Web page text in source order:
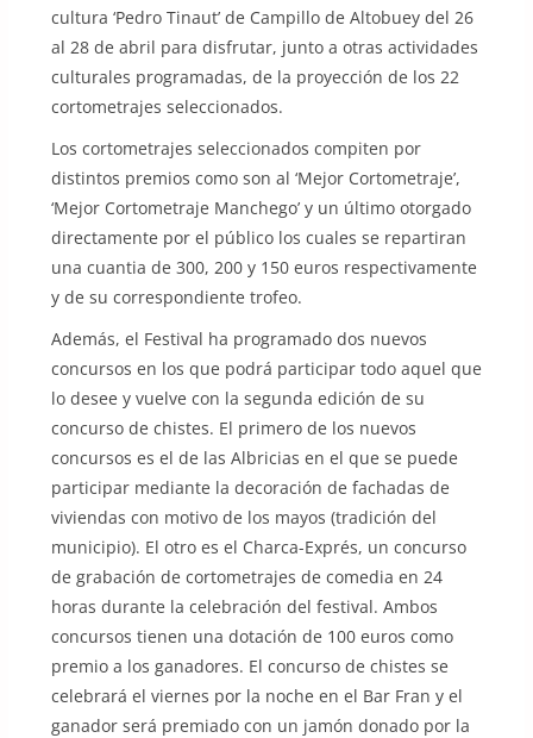
cultura ‘Pedro Tinaut’ de Campillo de Altobuey del 26
al 28 de abril para disfrutar, junto a otras actividades
culturales programadas, de la proyección de los 22
cortometrajes seleccionados.
Los cortometrajes seleccionados compiten por
distintos premios como son al ‘Mejor Cortometraje’,
‘Mejor Cortometraje Manchego’ y un último otorgado
directamente por el público los cuales se repartiran
una cuantia de 300, 200 y 150 euros respectivamente
y de su correspondiente trofeo.
Además, el Festival ha programado dos nuevos
concursos en los que podrá participar todo aquel que
lo desee y vuelve con la segunda edición de su
concurso de chistes. El primero de los nuevos
concursos es el de las Albricias en el que se puede
participar mediante la decoración de fachadas de
viviendas con motivo de los mayos (tradición del
municipio). El otro es el Charca-Exprés, un concurso
de grabación de cortometrajes de comedia en 24
horas durante la celebración del festival. Ambos
concursos tienen una dotación de 100 euros como
premio a los ganadores. El concurso de chistes se
celebrará el viernes por la noche en el Bar Fran y el
ganador será premiado con un jamón donado por la